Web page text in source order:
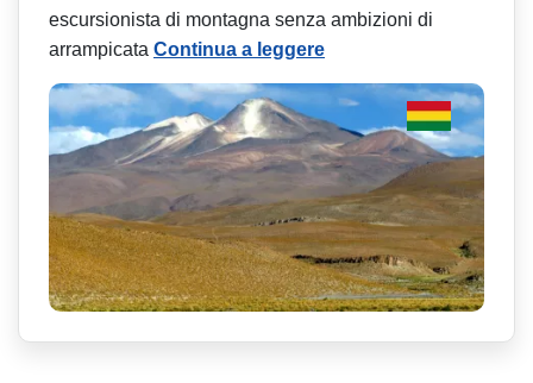
escursionista di montagna senza ambizioni di
arrampicata Continua a leggere